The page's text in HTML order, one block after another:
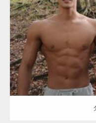
Category:公園のマッチョ
ダウンロード